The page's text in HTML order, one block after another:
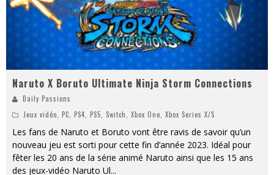
Naruto X Boruto Ultimate Ninja Storm Connections
Daily Passions
Jeux vidéo PC PS4 PS5 Switch Xbox One Xbox Series X/S
Les fans de Naruto et Boruto vont être ravis de savoir qu’un
nouveau jeu est sorti pour cette fin d’année 2023. Idéal pour
fêter les 20 ans de la série animé Naruto ainsi que les 15 ans
des jeux-vidéo Naruto Ul...